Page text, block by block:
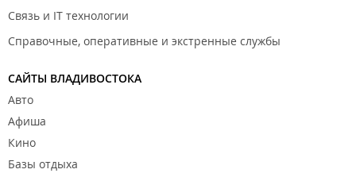
Связь и IT технологии
Справочные, оперативные и экстренные службы
САЙТЫ ВЛАДИВОСТОКА
Авто
Афиша
Кино
Базы отдыха